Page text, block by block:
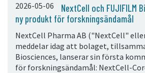
2026-05-06
NextCell och FUJIFILM
ny produkt för forskningsändamål
NextCell Pharma AB ("NextCell"
meddelar idag att bolaget,
Biosciences, lanserar sin första
för forskningsändamål: NextCell-